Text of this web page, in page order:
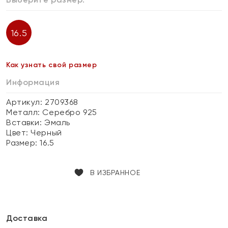
16.5
Как узнать свой размер
Информация
Артикул: 2709368
Металл: Серебро 925
Вставки:Эмаль
Цвет:Черный
Размер:16.5
В ИЗБРАННОЕ
Доставка